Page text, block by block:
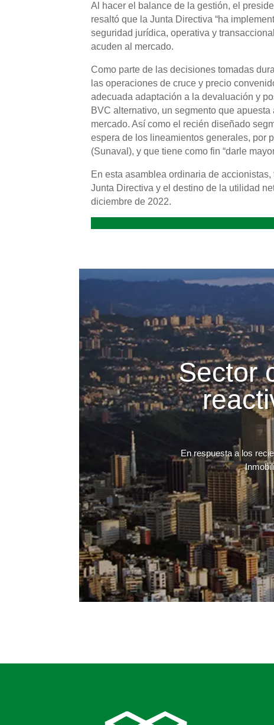
Al hacer el balance de la gestión, el
resaltó que la Junta Directiva “ha
seguridad jurídica, operativa y
acuden al mercado.
Como parte de las decisiones tomadas
las operaciones de cruce y precio
adecuada adaptación a la devaluación y
BVC alternativo, un segmento que
mercado. Así como el recién diseñado
espera de los lineamientos generales, por
(Sunaval), y que tiene como fin “darle
En esta asamblea ordinaria de
Junta Directiva y el destino de la utilidad
diciembre de 2022.
Sector
En respuesta a los